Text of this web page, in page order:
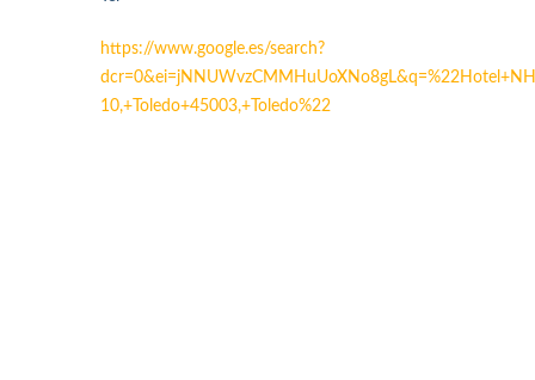
https://www.google.es/search?
10,+Toledo+45003,+Toledo%22